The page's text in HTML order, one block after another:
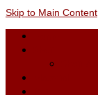
Skip to Main Content